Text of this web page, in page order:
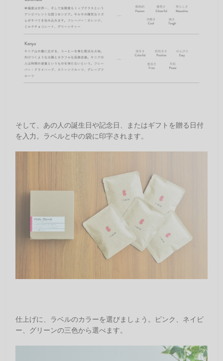
そして、あの人の誕生日や記念日、またはギフトを贈る日付
を入力。ラベルと中の袋に印字されます。
仕上げに、ラベルのカラーを選びましょう。ピンク、ネイビ
ー、グリーンの三色から選べます。